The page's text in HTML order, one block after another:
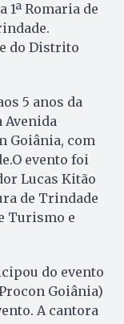
1ª Romaria de
do Distrito
5 anos da
Avenida
Goiânia, com
evento foi
Lucas Kitão
de Trindade
Turismo e
do evento
Goiânia)
A cantora